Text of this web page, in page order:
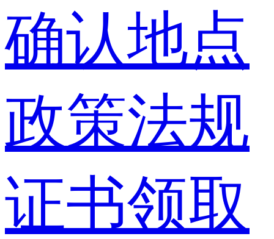
确认地点
政策法规
证书领取